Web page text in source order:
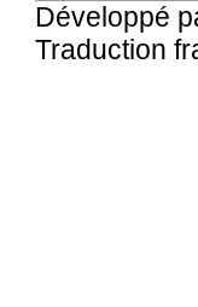
Développé
Traduction